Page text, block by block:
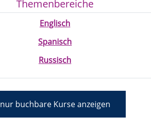
Themenbereiche
Englisch
Spanisch
Russisch
nur buchbareKurse anzeigen